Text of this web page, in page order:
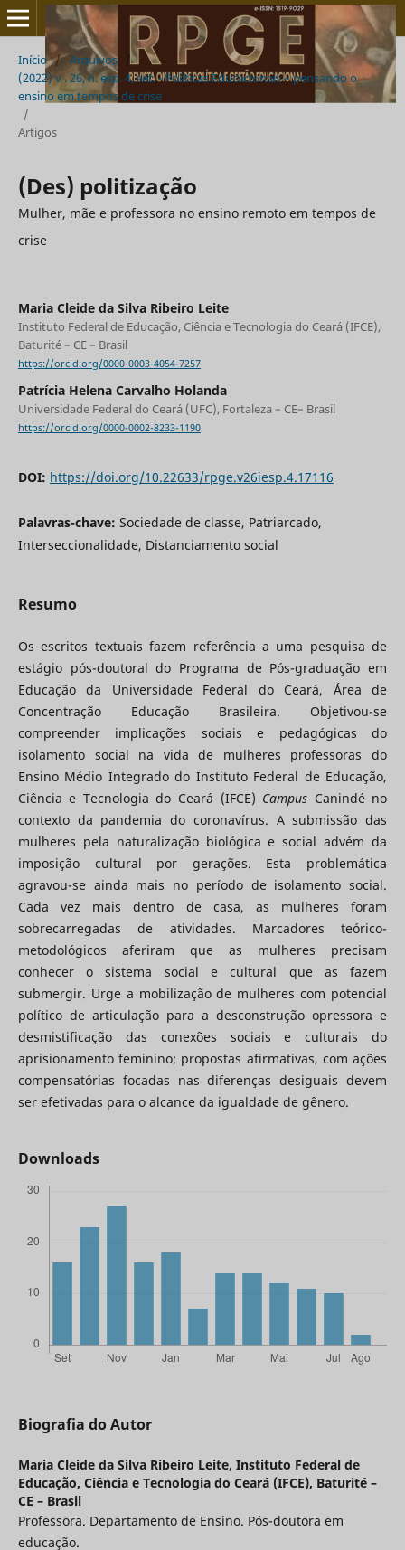
Início / Arquivos
/
(2022) v . 26, n. esp. 4, set. - Políticas Educacionais – pensando o
ensino em tempos de crise
/
Artigos
(Des) politização
Mulher, mãe e professora no ensino remoto em tempos de
crise
Maria Cleide da Silva Ribeiro Leite
Instituto Federal de Educação, Ciência e Tecnologia do Ceará (IFCE),
Baturité – CE – Brasil
https://orcid.org/0000-0003-4054-7257
Patrícia Helena Carvalho Holanda
Universidade Federal do Ceará (UFC), Fortaleza – CE– Brasil
https://orcid.org/0000-0002-8233-1190
DOI: https://doi.org/10.22633/rpge.v26iesp.4.17116
Palavras-chave: Sociedade de classe, Patriarcado,
Interseccionalidade, Distanciamento social
Resumo
Os escritos textuais fazem referência a uma pesquisa de
estágio pós-doutoral do Programa de Pós-graduação em
Educação da Universidade Federal do Ceará, Área de
Concentração Educação Brasileira. Objetivou-se
compreender implicações sociais e pedagógicas do
isolamento social na vida de mulheres professoras do
Ensino Médio Integrado do Instituto Federal de Educação,
Ciência e Tecnologia do Ceará (IFCE) Campus Canindé no
contexto da pandemia do coronavírus. A submissão das
mulheres pela naturalização biológica e social advém da
imposição cultural por gerações. Esta problemática
agravou-se ainda mais no período de isolamento social.
Cada vez mais dentro de casa, as mulheres foram
sobrecarregadas de atividades. Marcadores teórico-
metodológicos aferiram que as mulheres precisam
conhecer o sistema social e cultural que as fazem
submergir. Urge a mobilização de mulheres com potencial
político de articulação para a desconstrução opressora e
desmistificação das conexões sociais e culturais do
aprisionamento feminino; propostas afirmativas, com ações
compensatórias focadas nas diferenças desiguais devem
ser efetivadas para o alcance da igualdade de gênero.
Downloads
Biografia do Autor
Maria Cleide da Silva Ribeiro Leite, Instituto Federal de
Educação, Ciência e Tecnologia do Ceará (IFCE), Baturité –
CE – Brasil
Professora. Departamento de Ensino. Pós-doutora em
educação.